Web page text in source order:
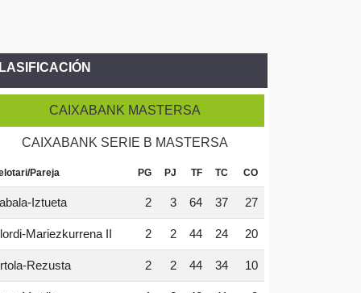
CAIXABANK MASTERSA
CAIXABANK SERIE B MASTERSA
Pareja PG PJ TF TC CO
Iztueta 2 3 64 37 27
Mariezkurrena II 2 2 44 24 20
Rezusta 2 2 44 34 10